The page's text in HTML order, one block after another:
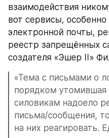
взаимодействия
вот сервисы,
электронной почты,
реестр запрещённых
создателя «Эшер II»
«Тема с письмами о
порядком утомившая
силовикам надоело
письма/сообщения,
на них реагировать.